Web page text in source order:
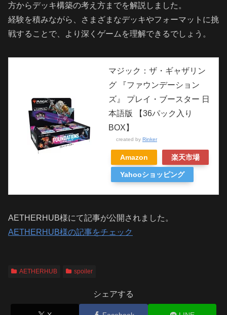
方からデッキ構築の考え方までを解説しました。
経験を積みながら、さまざまなデッキやフォーマットに挑
戦することで、より深くゲームを理解できるでしょう。
マジック：ザ・ギャザリン
グ 『ファウンデーション
ズ』 プレイ・ブースター 日
本語版 【36パック入り
BOX】
created by Rinker
Amazon 楽天市場
Yahooショッピング
AETHERHUB様にて記事が公開されました。
AETHERHUB様の記事をチェック
AETHERHUB spoiler
シェアする